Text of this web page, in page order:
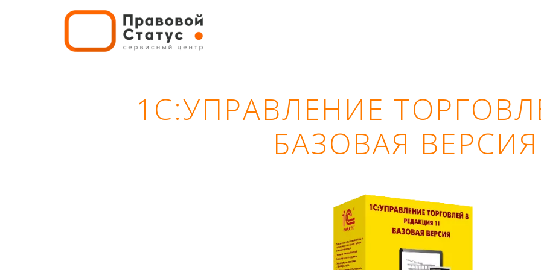
1С:УПРАВЛЕНИЕ
БАЗОВАЯ ВЕРСИЯ